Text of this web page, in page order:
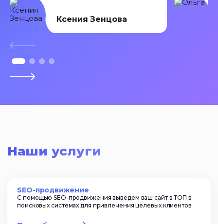
Ксения Зенцова
Наши услуги
SEO-продвижение
С помощью SEO-продвижения выведем ваш сайт в ТОП в
поисковых системах для привлечения целевых клиентов